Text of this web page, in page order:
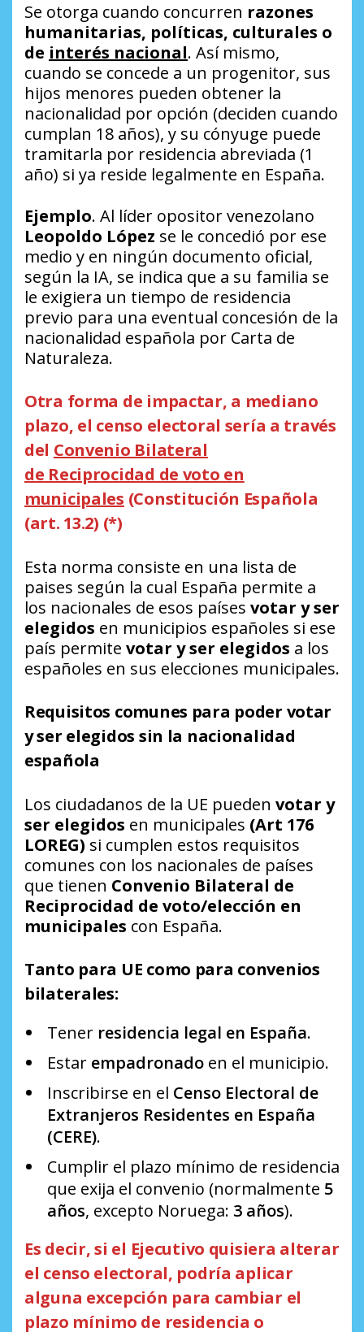
Se otorga cuando concurren razones
humanitarias, políticas, culturales o
de interés nacional. Así mismo,
cuando se concede a un progenitor, sus
hijos menores pueden obtener la
nacionalidad por opción (deciden cuando
cumplan 18 años), y su cónyuge puede
tramitarla por residencia abreviada (1
año) si ya reside legalmente en España.
Ejemplo. Al líder opositor venezolano
Leopoldo López se le concedió por ese
medio y en ningún documento oficial,
según la IA, se indica que a su familia se
le exigiera un tiempo de residencia
previo para una eventual concesión de la
nacionalidad española por Carta de
Naturaleza.
Otra forma de impactar, a mediano
plazo, el censo electoral sería a través
del Convenio Bilateral
de Reciprocidad de voto en
municipales (Constitución Española
(art. 13.2) (*)
Esta norma consiste en una lista de
paises según la cual España permite a
los nacionales de esos países votar y ser
elegidos en municipios españoles si ese
país permite votar y ser elegidos a los
españoles en sus elecciones municipales.
Requisitos comunes para poder votar
y ser elegidos sin la nacionalidad
española
Los ciudadanos de la UE pueden votar y
ser elegidos en municipales (Art 176
LOREG) si cumplen estos requisitos
comunes con los nacionales de países
que tienen Convenio Bilateral de
Reciprocidad de voto/elección en
municipales con España.
Tanto para UE como para convenios
bilaterales:
Tener residencia legal en España.
Estar empadronadoen el municipio.
Inscribirse en el Censo Electoral de
Extranjeros Residentes en España
(CERE).
Cumplir el plazo mínimo de residencia
que exija el convenio (normalmente 5
años, excepto Noruega: 3 años).
Es decir, si el Ejecutivo quisiera alterar
el censo electoral, podría aplicar
alguna excepción para cambiar el
plazo mínimo de residencia o